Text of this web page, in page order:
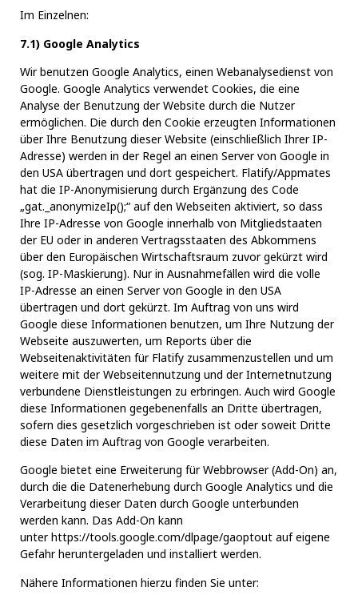
Im Einzelnen:
7.1) Google Analytics
Wir benutzen Google Analytics, einen Webanalysedienst von
Google. Google Analytics verwendet Cookies, die eine
Analyse der Benutzung der Website durch die Nutzer
ermöglichen. Die durch den Cookie erzeugten Informationen
über Ihre Benutzung dieser Website (einschließlich Ihrer IP-
Adresse) werden in der Regel an einen Server von Google in
den USA übertragen und dort gespeichert. Flatify/Appmates
hat die IP-Anonymisierung durch Ergänzung des Code
„gat._anonymizeIp();“ auf den Webseiten aktiviert, so dass
Ihre IP-Adresse von Google innerhalb von Mitgliedstaaten
der EU oder in anderen Vertragsstaaten des Abkommens
über den Europäischen Wirtschaftsraum zuvor gekürzt wird
(sog. IP-Maskierung). Nur in Ausnahmefällen wird die volle
IP-Adresse an einen Server von Google in den USA
übertragen und dort gekürzt. Im Auftrag von uns wird
Google diese Informationen benutzen, um Ihre Nutzung der
Webseite auszuwerten, um Reports über die
Webseitenaktivitäten für Flatify zusammenzustellen und um
weitere mit der Webseitennutzung und der Internetnutzung
verbundene Dienstleistungen zu erbringen. Auch wird Google
diese Informationen gegebenenfalls an Dritte übertragen,
sofern dies gesetzlich vorgeschrieben ist oder soweit Dritte
diese Daten im Auftrag von Google verarbeiten.
Google bietet eine Erweiterung für Webbrowser (Add-On) an,
durch die die Datenerhebung durch Google Analytics und die
Verarbeitung dieser Daten durch Google unterbunden
werden kann. Das Add-On kann
unterhttps://tools.google.com/dlpage/gaoptout auf eigene
Gefahr heruntergeladen und installiert werden.
Nähere Informationen hierzu finden Sie unter: